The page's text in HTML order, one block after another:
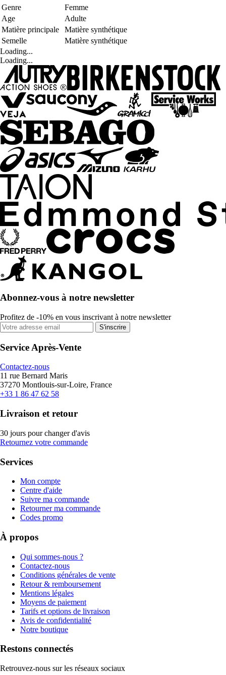
Genre
Femme
Age
Adulte
Matière principale
Matière synthétique
Semelle
Matière synthétique
Loading...
Loading...
Abonnez-vous à notre newsletter
Profitez de -10% en vous inscrivant à notre newsletter
S'inscrire
Service Après-Vente
Contactez-nous
11 rue Bernard Maris
37270 Montlouis-sur-Loire, France
+33 1 86 47 62 58
Livraison et retour
30 jours pour changer d'avis
Retournez votre commande
Services
Mon compte
Centre d'aide
Suivre ma commande
Retourner ma commande
Codes promo
À propos
Qui sommes-nous ?
Contactez-nous
Conditions générales de vente
Retour & remboursement
Mentions légales
Moyens de paiement
Tarifs et options de livraison
Avis de confidentialité
Notre boutique
Restons connectés
Retrouvez-nous sur les réseaux sociaux